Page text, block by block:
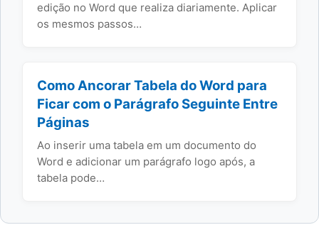
edição no Word que realiza diariamente. Aplicar
os mesmos passos…
Como Ancorar Tabela do Word para
Ficar com o Parágrafo Seguinte Entre
Páginas
Ao inserir uma tabela em um documento do
Word e adicionar um parágrafo logo após, a
tabela pode…